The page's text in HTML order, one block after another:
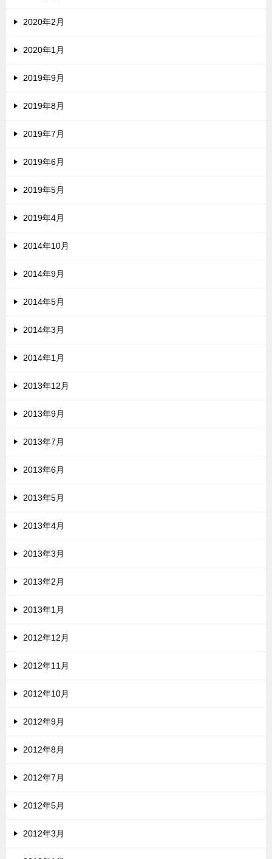
2020年2月
2020年1月
2019年9月
2019年8月
2019年7月
2019年6月
2019年5月
2019年4月
2014年10月
2014年9月
2014年5月
2014年3月
2014年1月
2013年12月
2013年9月
2013年7月
2013年6月
2013年5月
2013年4月
2013年3月
2013年2月
2013年1月
2012年12月
2012年11月
2012年10月
2012年9月
2012年8月
2012年7月
2012年5月
2012年3月